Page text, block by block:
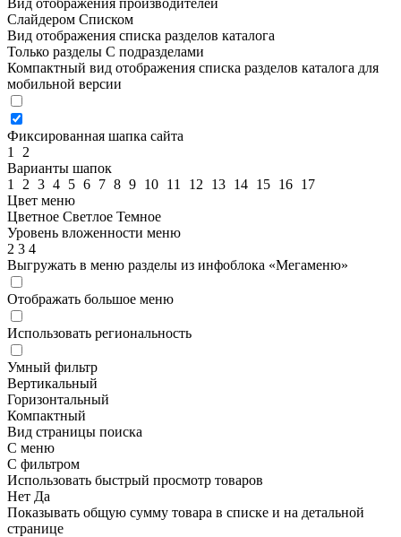
Вид отображения производителей
Слайдером Списком
Вид отображения списка разделов каталога
Только разделы С подразделами
Компактный вид отображения списка разделов каталога для
мобильной версии
Фиксированная шапка сайта
1
2
Варианты шапок
1
2 3 4 5 6 7 8 9 10 11 12 13 14 15 16 17
Цвет меню
Цветное Светлое Темное
Уровень вложенности меню
2 3 4
Выгружать в меню разделы из инфоблока «Мегаменю»
Отображать большое меню
Использовать региональность
Умный фильтр
Вертикальный
Горизонтальный
Компактный
Вид страницы поиска
С меню
С фильтром
Использовать быстрый просмотр товаров
Нет Да
Показывать общую сумму товара в списке и на детальной
странице